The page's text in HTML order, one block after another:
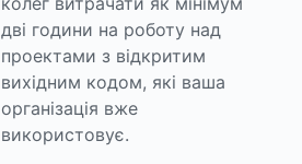
дві години на роботу над
проектами з відкритим
вихідним кодом, які ваша
організація вже
використовує.